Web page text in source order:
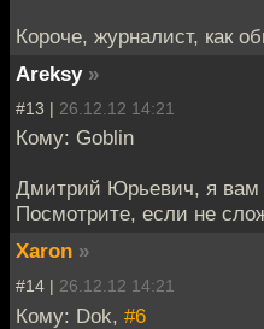
Короче, журналист, как
Areksy »
#13 | 26.12.12 14:21
Кому: Goblin
Дмитрий Юрьевич, я вам
Посмотрите, если не
Xaron »
#14 | 26.12.12 14:21
Кому: Dok, #6